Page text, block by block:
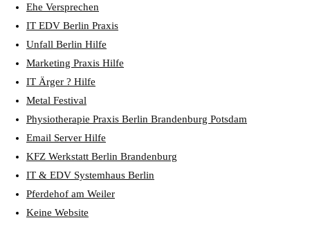
Ehe Versprechen
IT EDV Berlin Praxis
Unfall Berlin Hilfe
Marketing Praxis Hilfe
IT Ärger ? Hilfe
Metal Festival
Physiotherapie Praxis Berlin Brandenburg Potsdam
Email Server Hilfe
KFZ Werkstatt Berlin Brandenburg
IT & EDV Systemhaus Berlin
Pferdehof am Weiler
Keine Website